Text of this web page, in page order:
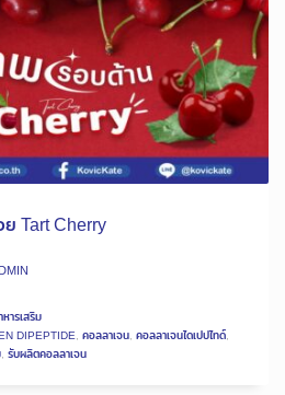
Tart Cherry
ารเสริม
DIPEPTIDE, คอลลาเจน, คอลลาเจนไดเปปไทด์,
, รับผลิตคอลลาเจน